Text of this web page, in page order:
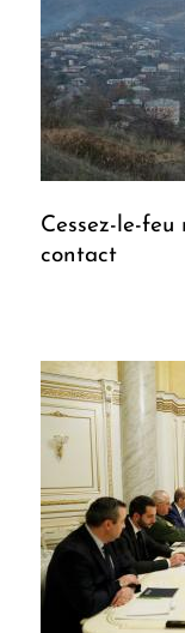
Cessez-le-
contact